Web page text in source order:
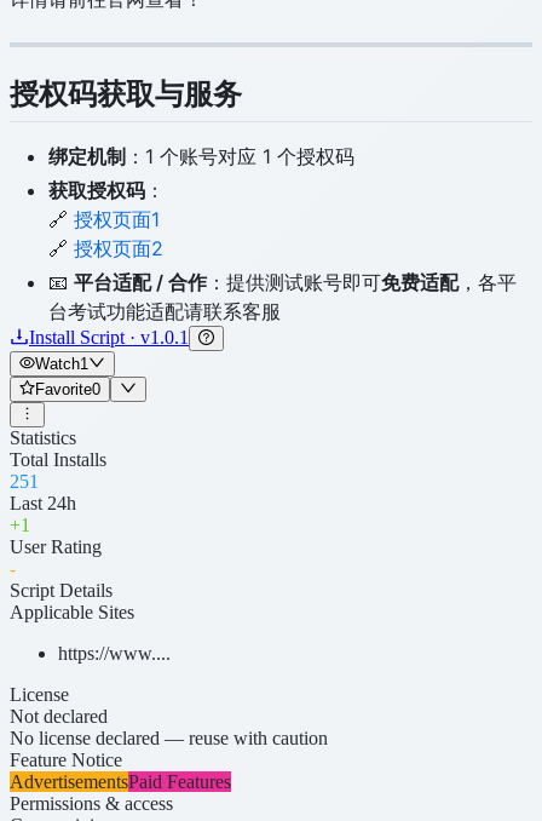
授权码获取与服务
绑定机制 ：1 个账号对应 1 个授权码
获取授权码 ：
🔗 授权页面1
🔗 授权页面2
📧 平台适配 / 合作：提供测试账号即可免费适配，各平
台考试功能适配请联系客服
Install Script · v1.0.1
Watch1
Favorite0
Statistics
Total Installs
251
Last 24h
+1
User Rating
-
Script Details
Applicable Sites
https://www....
License
Not declared
No license declared — reuse with caution
Feature Notice
AdvertisementsPaid Features
Permissions & access